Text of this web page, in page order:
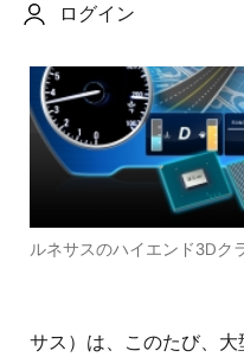
ログイン
ルネサスのハイエンド3Dク
サス）は、このたび、